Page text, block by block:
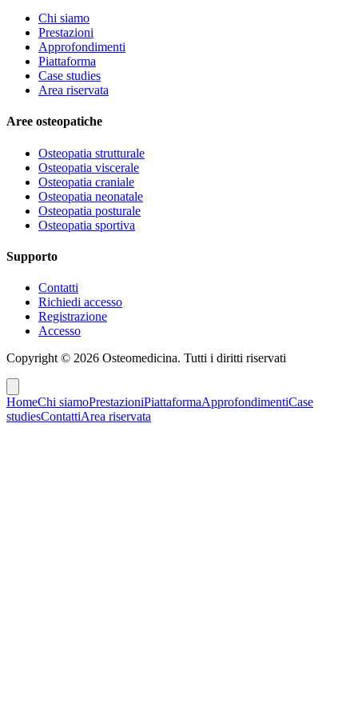
Chi siamo
Prestazioni
Approfondimenti
Piattaforma
Case studies
Area riservata
Aree osteopatiche
Osteopatia strutturale
Osteopatia viscerale
Osteopatia craniale
Osteopatia neonatale
Osteopatia posturale
Osteopatia sportiva
Supporto
Contatti
Richiedi accesso
Registrazione
Accesso
Copyright © 2026 Osteomedicina. Tutti i diritti riservati
HomeChi siamoPrestazioniPiattaformaApprofondimentiCase
studiesContattiArea riservata